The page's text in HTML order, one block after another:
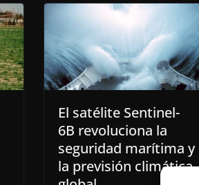
El satélite Sentinel-
6B revoluciona la
seguridad marítima y
la previsión climática